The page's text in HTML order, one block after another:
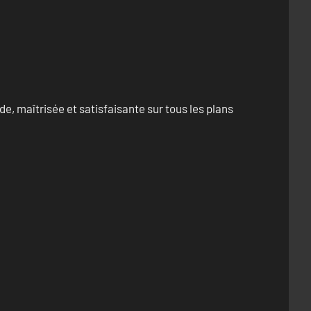
maîtrisée et satisfaisante sur tous les plans